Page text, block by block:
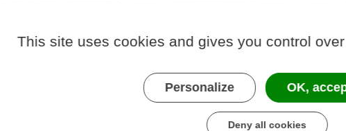
cours d'une même semaine
moyenne sur une période de 12 semaines consécutives.
de travail ne peut pas dépasser 10 heures.
de la journée de travail
est fixée à 12 heures.
comme tout agent, d'un
repos quotidien de 11 heures
This site uses cookies and gives you control
Personalize OK,
Deny all cookies